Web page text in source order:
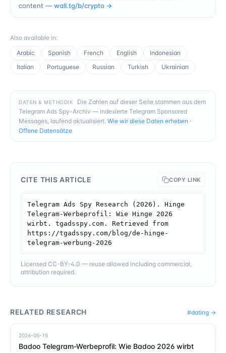
content — wall.tg/b/crypto →
Also available in:
Arabic
Spanish French English
Indonesian
Italian
Portuguese Russian Turkish Ukrainian
DATEN & METHODIK
Die Zahlen auf dieser Seite stammen aus dem
Telegram Ads Spy-Archiv — indexierte Telegram Sponsored
Messages, laufend aktualisiert. Wie wir diese Daten erheben ·
Offene Datensätze
CITE THIS ARTICLE COPY LINK
Telegram Ads Spy Research (2026). Hinge
Telegram-Werbeprofil: Wie Hinge 2026
wirbt. tgadsspy.com. Retrieved from
https://tgadsspy.com/blog/de-hinge-
telegram-werbung-2026
Licensed CC-BY-4.0 — reuse allowed including commercial,
attribution required.
RELATED RESEARCH #dating →
2026-05-15
Badoo Telegram-Werbeprofil: Wie Badoo 2026 wirbt